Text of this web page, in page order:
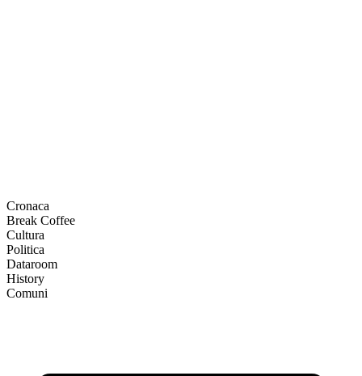
Cronaca
Break Coffee
Cultura
Politica
Dataroom
History
Comuni